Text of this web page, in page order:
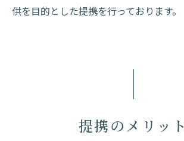
供を目的とした提携を行っております。
提携のメリット